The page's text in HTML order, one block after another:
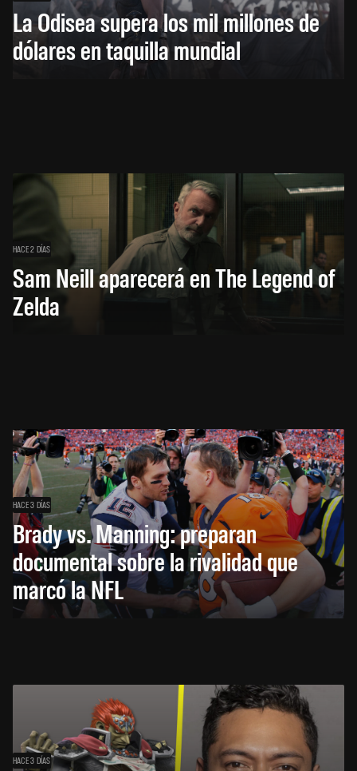
La Odisea supera los mil millones de
dólares en taquilla mundial
HACE 2 DÍAS
Sam Neill aparecerá en The Legend of
Zelda
HACE 3 DÍAS
Brady vs. Manning: preparan
documental sobre la rivalidad que
marcó la NFL
HACE 3 DÍAS